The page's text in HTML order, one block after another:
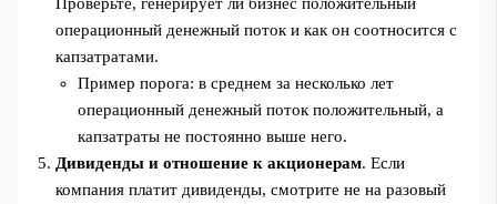
Проверьте, генерирует ли бизнес положительный
операционный денежный поток и как он соотносится с
капзатратами.
Пример порога: в среднем за несколько лет
операционный денежный поток положительный, а
капзатраты не постоянно выше него.
Дивиденды и отношение к акционерам. Если
компания платит дивиденды, смотрите не на разовый